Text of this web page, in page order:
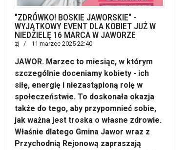
"ZDRÓWKO! BOSKIE JAWORSKIE" -
WYJĄTKOWY EVENT DLA KOBIET JUŻ W
NIEDZIELĘ 16 MARCA W JAWORZE
zj 11 marzec 2025 22:40
JAWOR. Marzec to miesiąc, w którym
szczególnie doceniamy kobiety - ich
siłę, energię i niezastąpioną rolę w
społeczeństwie. To doskonała okazja
także do tego, aby przypomnieć sobie,
jak ważna jest troska o własne zdrowie.
Właśnie dlatego Gmina Jawor wraz z
Przychodnią Rejonową zapraszają